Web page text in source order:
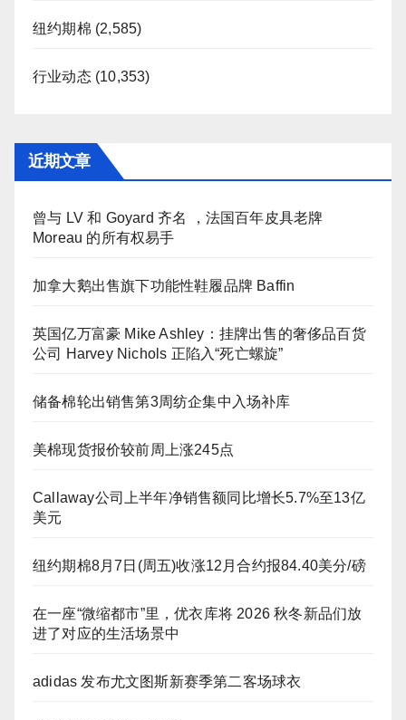
纽约期棉 (2,585)
行业动态(10,353)
近期文章
曾与 LV 和 Goyard 齐名 ，法国百年皮具老牌
Moreau 的所有权易手
加拿大鹅出售旗下功能性鞋履品牌 Baffin
英国亿万富豪 Mike Ashley：挂牌出售的奢侈品百货
公司 Harvey Nichols 正陷入“死亡螺旋”
储备棉轮出销售第3周纺企集中入场补库
美棉现货报价较前周上涨245点
Callaway公司上半年净销售额同比增长5.7%至13亿
美元
纽约期棉8月7日(周五)收涨12月合约报84.40美分/磅
在一座“微缩都市”里，优衣库将 2026 秋冬新品们放
进了对应的生活场景中
adidas 发布尤文图斯新赛季第二客场球衣